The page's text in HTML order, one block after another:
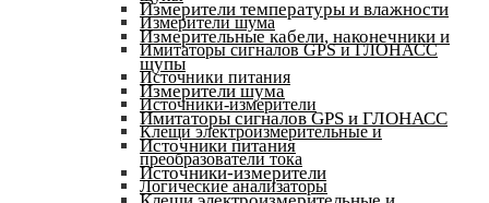
Измерители шума
Имитаторы сигналов GPS и ГЛОНАСС
Источники питания
Источники-измерители
Клещи электроизмерительные и
преобразователи тока
Логические анализаторы
Измерители температуры и влажности
Измерительные кабели, наконечники и
щупы
Измерители шума
Имитаторы сигналов GPS и ГЛОНАСС
Источники питания
Источники-измерители